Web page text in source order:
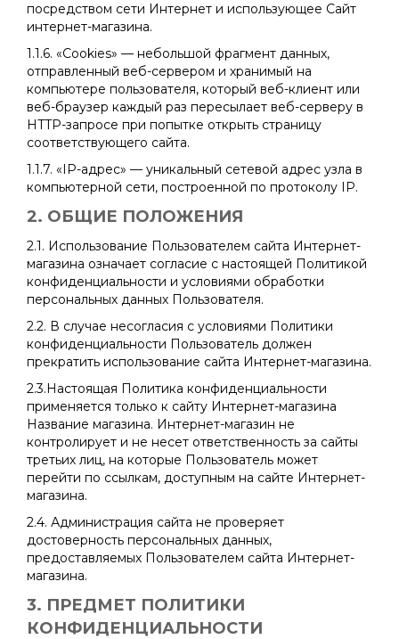
посредством сети Интернет и использующее Сайт
интернет-магазина.
1.1.6. «Cookies» — небольшой фрагмент данных,
отправленный веб-сервером и хранимый на
компьютере пользователя, который веб-клиент или
веб-браузер каждый раз пересылает веб-серверу в
HTTP-запросе при попытке открыть страницу
соответствующего сайта.
1.1.7. «IP-адрес» — уникальный сетевой адрес узла в
компьютерной сети, построенной по протоколу IP.
2. ОБЩИЕ ПОЛОЖЕНИЯ
2.1. Использование Пользователем сайта Интернет-
магазина означает согласие с настоящей Политикой
конфиденциальности и условиями обработки
персональных данных Пользователя.
2.2. В случае несогласия с условиями Политики
конфиденциальности Пользователь должен
прекратить использование сайта Интернет-магазина.
2.3.Настоящая Политика конфиденциальности
применяется только к сайту Интернет-магазина
Название магазина. Интернет-магазин не
контролирует и не несет ответственность за сайты
третьих лиц, на которые Пользователь может
перейти по ссылкам, доступным на сайте Интернет-
магазина.
2.4. Администрация сайта не проверяет
достоверность персональных данных,
предоставляемых Пользователем сайта Интернет-
магазина.
3. ПРЕДМЕТ ПОЛИТИКИ
КОНФИДЕНЦИАЛЬНОСТИ